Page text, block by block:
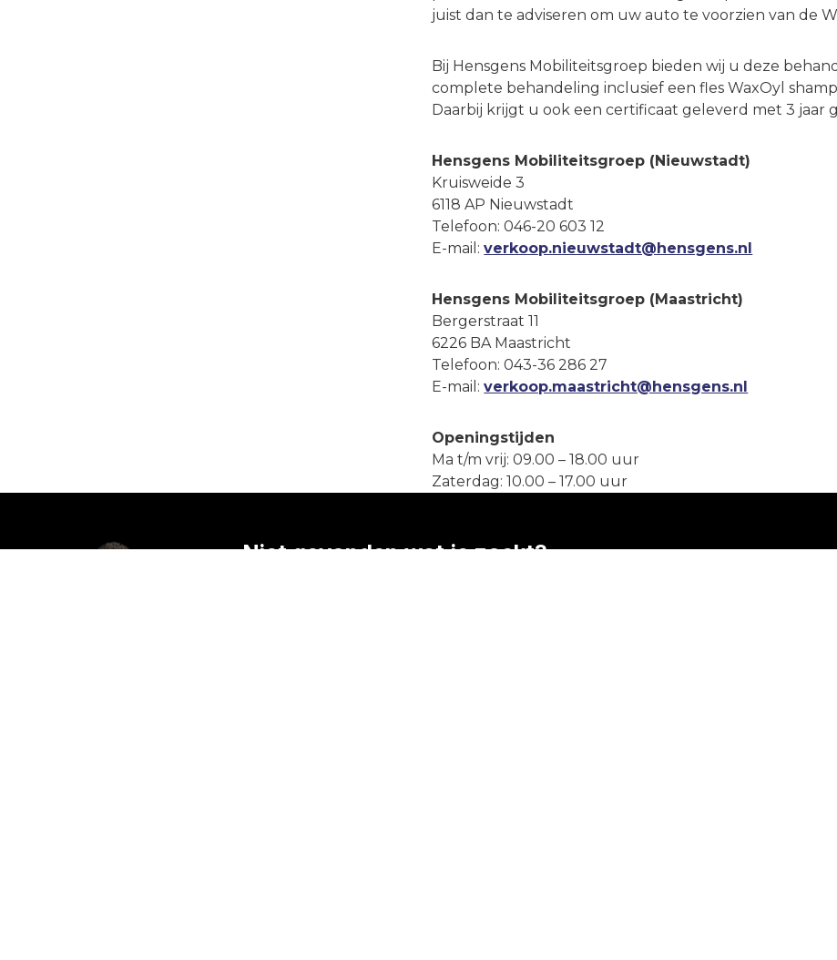
juist dan te adviseren om uw auto te voorzien van de
Bij Hensgens Mobiliteitsgroep bieden wij u deze
complete behandeling inclusief een fles WaxOyl
Daarbij krijgt u ook een certificaat geleverd met 3 jaar
Hensgens Mobiliteitsgroep (Nieuwstadt)
Kruisweide 3
6118 AP Nieuwstadt
Telefoon: 046-20 603 12
E-mail:verkoop.nieuwstadt@hensgens.nl
Hensgens Mobiliteitsgroep (Maastricht)
Bergerstraat 11
6226 BA Maastricht
Telefoon: 043-36 286 27
E-mail:verkoop.maastricht@hensgens.nl
Openingstijden
Ma t/m vrij: 09.00 – 18.00 uur
Zaterdag: 10.00 – 17.00 uur
Niet gevonden wat je zoekt?